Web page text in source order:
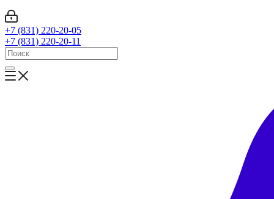
+7 (831) 220-20-05
+7 (831) 220-20-11